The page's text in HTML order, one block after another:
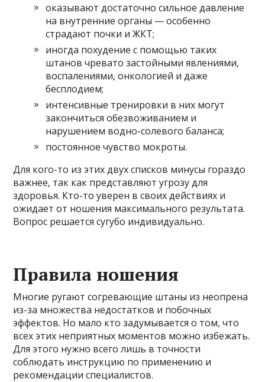
оказывают достаточно сильное давление
на внутренние органы — особенно
страдают почки и ЖКТ;
иногда похудение с помощью таких
штанов чревато застойными явлениями,
воспалениями, онкологией и даже
бесплодием;
интенсивные тренировки в них могут
закончиться обезвоживанием и
нарушением водно-солевого баланса;
постоянное чувство мокроты.
Для кого-то из этих двух списков минусы гораздо
важнее, так как представляют угрозу для
здоровья. Кто-то уверен в своих действиях и
ожидает от ношения максимального результата.
Вопрос решается сугубо индивидуально.
Правила ношения
Многие ругают согревающие штаны из неопрена
из-за множества недостатков и побочных
эффектов. Но мало кто задумывается о том, что
всех этих неприятных моментов можно избежать.
Для этого нужно всего лишь в точности
соблюдать инструкцию по применению и
рекомендации специалистов.